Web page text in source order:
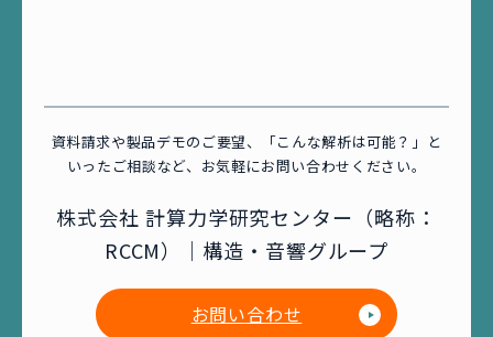
資料請求や製品デモのご要望、「こんな解析は可能？」と
いったご相談など、お気軽にお問い合わせください。
株式会社 計算力学研究センター（略称：
RCCM）｜構造・音響グループ
お問い合わせ